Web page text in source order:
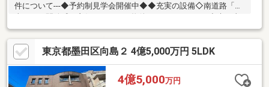
件について---◆予約制見学会開催中◆◆充実の設備◇南道路「日
-◇提携銀行のご利用が可能（金利0.92％～）◆物件調査報告書の
作成が可能です◇ライフプランシミュレーション(※LP)の実施が可
能です (※LPとは、住宅購入後の資金シミュレーションで
す)◆◆◆◆◆◆◆◆◆◆◆◆◆◆◆◆◆◆◆◆◆◆◆◆◆
東京都墨田区向島２ 4億5,000万円 5LDK
4億5,000万円